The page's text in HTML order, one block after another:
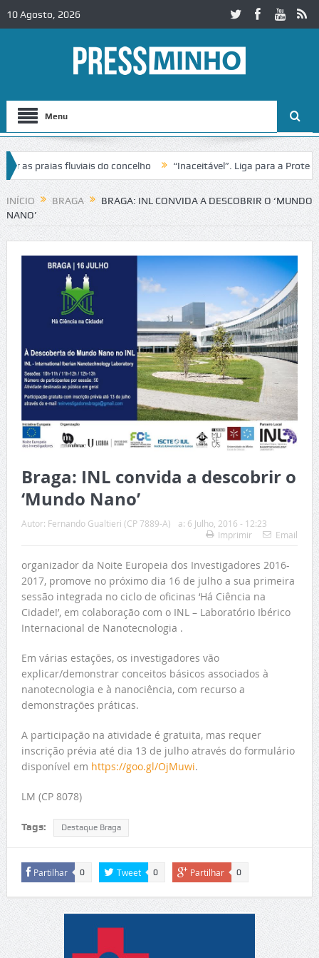
10 Agosto, 2026
Menu
praias fluviais do concelho “Inaceitável”. Liga para a Proteção
de trânsito no IC2 em Alcobaça Igreja do Castelo de Cerveira
INÍCIO BRAGA
BRAGA: INL CONVIDA A DESCOBRIR O ‘MUNDO
NANO’
Braga: INL convida a descobrir o
‘Mundo Nano’
Autor: Fernando Gualtieri (CP 7889-A) a: 6 Julho, 2016 - 12:23
Imprimir
Email
organizador da Noite Europeia dos Investigadores 2016-
2017, promove no próximo dia 16 de julho a sua primeira
sessão integrada no ciclo de oficinas ‘Há Ciência na
Cidade!’, em colaboração com o INL – Laboratório Ibérico
Internacional de Nanotecnologia .
Em várias estações, os investigadores vão
explicar/demonstrar conceitos básicos associados à
nanotecnologia e à nanociência, com recurso a
demonstrações práticas.
A participação na atividade é gratuita, mas requer
inscrição prévia até dia 13 de julho através do formulário
disponível em https://goo.gl/OjMuwi.
LM (CP 8078)
Tags: Destaque Braga
Partilhar 0 Tweet 0 Partilhar 0